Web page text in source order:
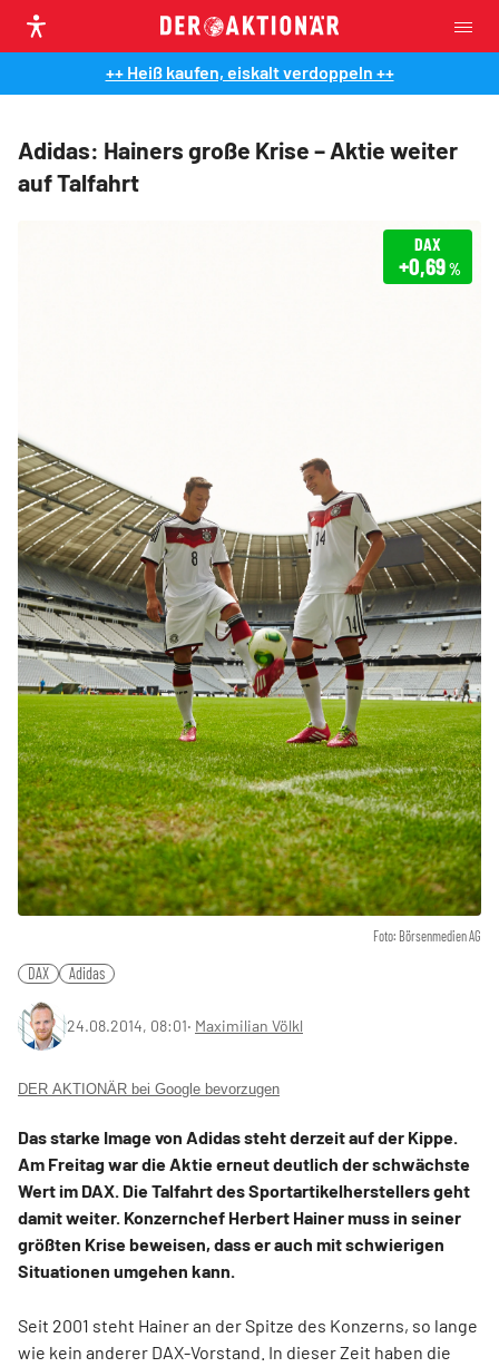
++ Heiß kaufen, eiskalt verdoppeln ++
Adidas: Hainers große Krise – Aktie weiter
auf Talfahrt
Foto: Börsenmedien AG
DAX
+0,69%
DAX Adidas
24.08.2014, 08:01‧ Maximilian Völkl
DER AKTIONÄR bei Google bevorzugen
Das starke Image von Adidas steht derzeit auf der Kippe.
Am Freitag war die Aktie erneut deutlich der schwächste
Wert im DAX. Die Talfahrt des Sportartikelherstellers geht
damit weiter. Konzernchef Herbert Hainer muss in seiner
größten Krise beweisen, dass er auch mit schwierigen
Situationen umgehen kann.
Seit 2001 steht Hainer an der Spitze des Konzerns, so lange
wie kein anderer DAX-Vorstand. In dieser Zeit haben die